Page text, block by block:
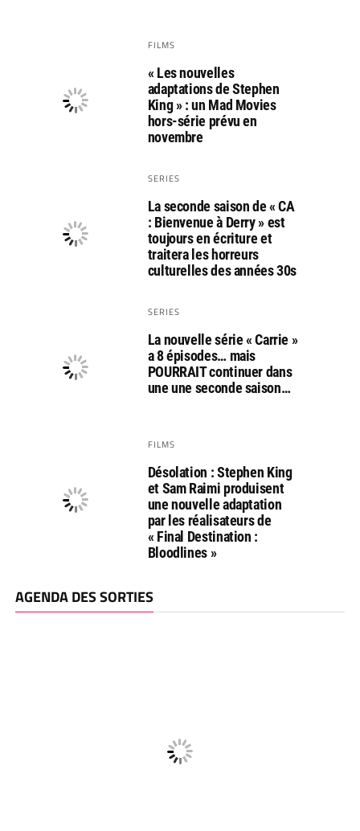
FILMS
« Les nouvelles
adaptations de Stephen
King » : un Mad Movies
hors-série prévu en
novembre
SERIES
La seconde saison de « CA
: Bienvenue à Derry » est
toujours en écriture et
traitera les horreurs
culturelles des années 30s
SERIES
La nouvelle série « Carrie »
a 8 épisodes… mais
POURRAIT continuer dans
une une seconde saison…
FILMS
Désolation : Stephen King
et Sam Raimi produisent
une nouvelle adaptation
par les réalisateurs de
« Final Destination :
Bloodlines »
AGENDA DES SORTIES